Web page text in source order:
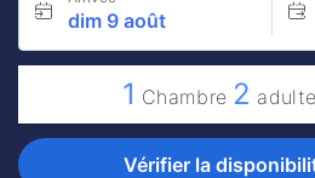
dim 9 août
1 Chambre 2
Vérifier la